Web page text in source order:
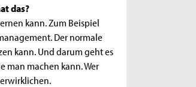
das?
kann. Zum Beispiel
Der normale
kann. Und darum geht es
man machen kann. Wer